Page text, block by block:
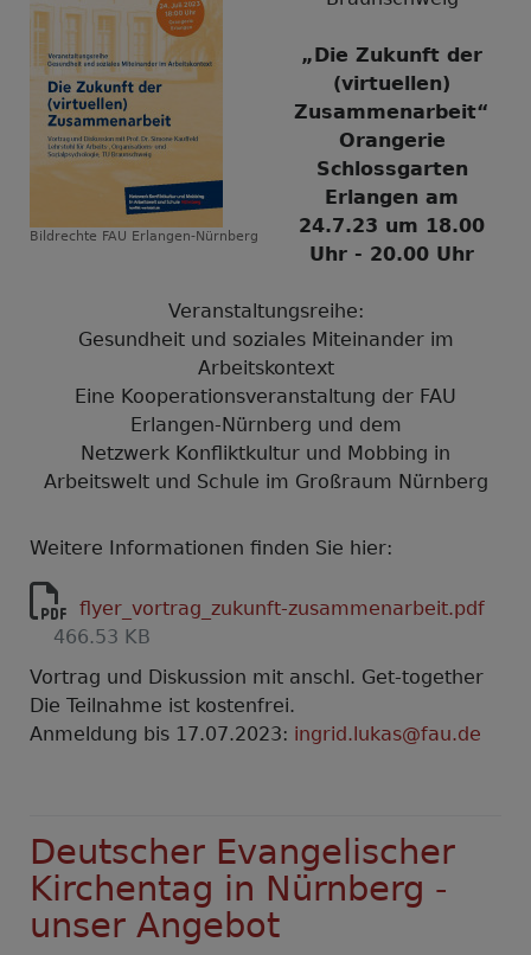
Bildrechte FAU Erlangen-Nürnberg
„Die Zukunft der
(virtuellen)
Zusammenarbeit“
Orangerie
Schlossgarten
Erlangen am
24.7.23 um 18.00
Uhr - 20.00 Uhr
Veranstaltungsreihe:
Gesundheit und soziales Miteinander im
Arbeitskontext
Eine Kooperationsveranstaltung der FAU
Erlangen-Nürnberg und dem
Netzwerk Konfliktkultur und Mobbing in
Arbeitswelt und Schule im Großraum Nürnberg
Weitere Informationen finden Sie hier:
flyer_vortrag_zukunft-zusammenarbeit.pdf
466.53 KB
Vortrag und Diskussion mit anschl. Get-together
Die Teilnahme ist kostenfrei.
Anmeldung bis 17.07.2023: ingrid.lukas@fau.de
Deutscher Evangelischer
Kirchentag in Nürnberg -
unser Angebot